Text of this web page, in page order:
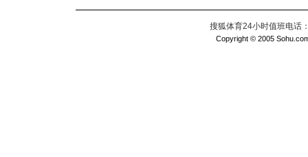
搜狐体育24小时值班电话
Copyright © 2005